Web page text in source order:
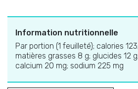
Information nutritionnelle
Par portion (1 feuilleté); calories
matières grasses 8 g; glucides 12
calcium 20 mg; sodium 225 mg